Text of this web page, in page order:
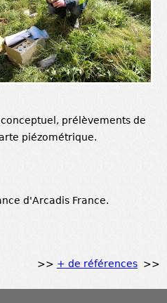
prélèvements de
piézométrique.
d'Arcadis France.
>> + de références >>